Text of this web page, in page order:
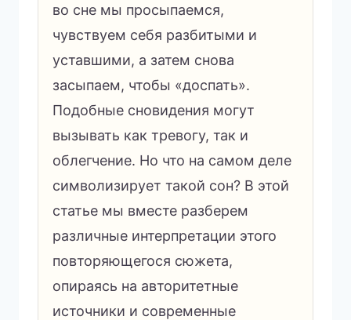
во сне мы просыпаемся,
чувствуем себя разбитыми и
уставшими, а затем снова
засыпаем, чтобы «доспать».
Подобные сновидения могут
вызывать как тревогу, так и
облегчение. Но что на самом деле
символизирует такой сон? В этой
статье мы вместе разберем
различные интерпретации этого
повторяющегося сюжета,
опираясь на авторитетные
источники и современные